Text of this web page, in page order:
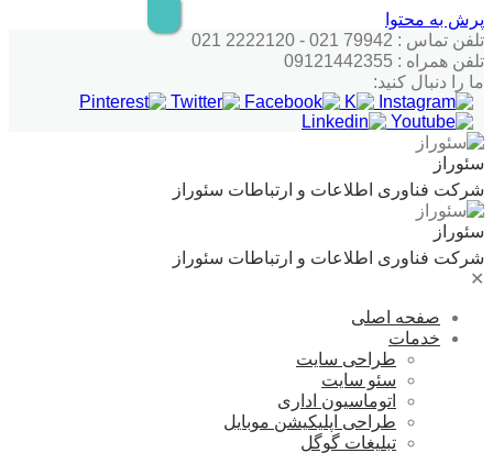
پرش به محتوا
تلفن تماس : 79942 021 - 2222120 021
تلفن همراه : 09121442355
ما را دنبال کنید:
سئوراز
شرکت فناوری اطلاعات و ارتباطات سئوراز
سئوراز
شرکت فناوری اطلاعات و ارتباطات سئوراز
✕
صفحه اصلی
خدمات
طراحی سایت
سئو سایت
اتوماسیون اداری
طراحی اپلیکیشن موبایل
تبلیغات گوگل